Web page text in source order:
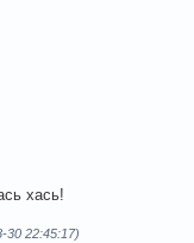
хась!
30 22:45:17)